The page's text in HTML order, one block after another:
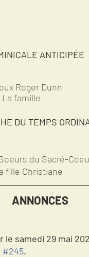
MESSE DOMINICALE
Roger Dunn
famille
11e DIMANCHE DU TEMPS
Soeurs du Sacré-
fille Christiane
ANNONCES
le samedi 29 mai
#245.